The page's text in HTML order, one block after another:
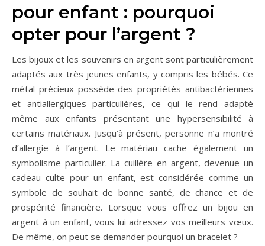
pour enfant : pourquoi
opter pour l’argent ?
Les bijoux et les souvenirs en argent sont particulièrement
adaptés aux très jeunes enfants, y compris les bébés. Ce
métal précieux possède des propriétés antibactériennes
et antiallergiques particulières, ce qui le rend adapté
même aux enfants présentant une hypersensibilité à
certains matériaux. Jusqu’à présent, personne n’a montré
d’allergie à l’argent. Le matériau cache également un
symbolisme particulier. La cuillère en argent, devenue un
cadeau culte pour un enfant, est considérée comme un
symbole de souhait de bonne santé, de chance et de
prospérité financière. Lorsque vous offrez un bijou en
argent à un enfant, vous lui adressez vos meilleurs vœux.
De même, on peut se demander pourquoi un bracelet ?